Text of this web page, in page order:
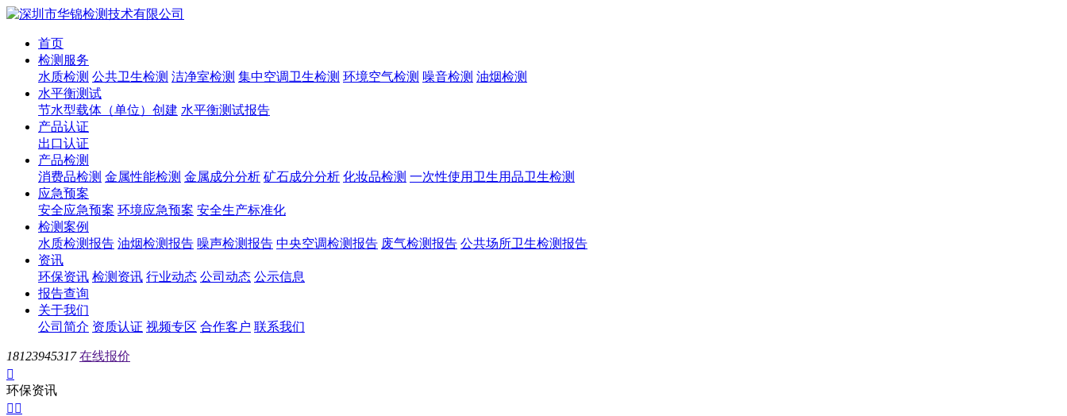
首页
检测服务
水质检测 公共卫生检测 洁净室检测 集中空调卫生检测 环境空气检测 噪音检测 油烟检测
水平衡测试
节水型载体（单位）创建 水平衡测试报告
产品认证
出口认证
产品检测
消费品检测 金属性能检测 金属成分分析 矿石成分分析 化妆品检测 一次性使用卫生用品卫生检测
应急预案
安全应急预案 环境应急预案 安全生产标准化
检测案例
水质检测报告 油烟检测报告 噪声检测报告 中央空调检测报告 废气检测报告 公共场所卫生检测报告
资讯
环保资讯 检测资讯 行业动态 公司动态 公示信息
报告查询
关于我们
公司简介 资质认证 视频专区 合作客户 联系我们
18123945317 在线报价

环保资讯
 